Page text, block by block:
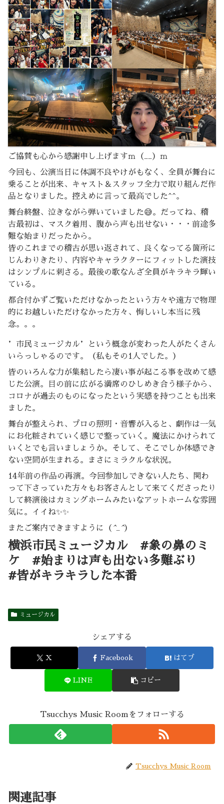
ご協賛も心から感謝申し上げますｍ（__）ｍ
今回も、公演当日に体調不良やけがもなく、全員が舞台に
乗ることが出来、キャスト＆スタッフ全力で取り組んだ作
品となりました。控えめに言って最高でした^^。
舞台終盤、泣きながら弾いていました😅。だってね、稽
古最初は、マスク着用、腹から声も出せない・・・前途多
難な始まりだったから。
皆のこれまでの稽古が思い返されて、良くなってる箇所に
じんわりきたり、内容やキャラクターにフィットした演技
はシンプルに刺さる。最後の歌なんざ全員がキラキラ輝い
ている。
都合付かずご覧いただけなかったという方々や遠方で物理
的にお越しいただけなかった方々、悔しいし本当に残
念。。。
’市民ミュージカル’という概念が変わった人がたくさん
いらっしゃるのです。（私もその1人でした。）
皆のいろんな力が集結したら凄い事が起こる事を改めて感
じた公演。目の前に広がる満席のひしめき合う様子から、
コロナが過去のものになったという実感を持つことも出来
ました。
舞台が整えられ、プロの照明・音響が入ると、劇作は一気
にお化粧されていく感じで整っていく。魔法にかけられて
いくとでも言いましょうか。そして、そこでしか体感でき
ない空間が生まれる。まさにミラクルな状況。
14年前の作品の再演。今回参加しできない人たち、関わ
って下さっていた方々もお客さんとして来てくださったり
して終演後はカミングホームみたいなアットホームな雰囲
気に。イイね✨✨
またご案内できますように（ ^_^）
横浜市民ミュージカル #象の鼻のミ
ケ #始まりは声も出ない多難ぶり
#皆がキラキラした本番
ミュージカル
シェアする
X Facebook はてブ
LINE コピー
Tsucchys Music Roomをフォローする
Tsucchys Music Room
関連記事